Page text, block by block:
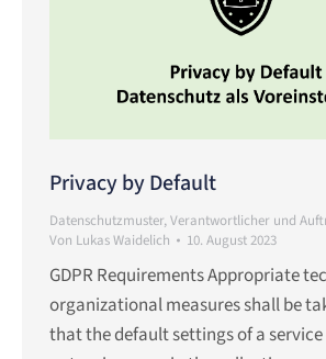
Privacy by Default
Datenschutzmuster,Verantwortlicher und
Von Lukas Waidelich 10. August 2023
GDPR Requirements Appropriate
organizational measures shall be
that the default settings of a